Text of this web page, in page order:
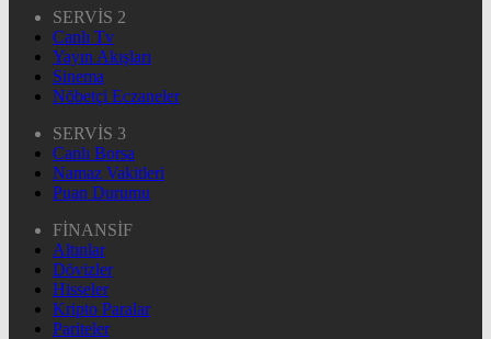
SERVİS 2
Canlı Tv
Yayın Akışları
Sinema
Nöbetçi Eczaneler
SERVİS 3
Canlı Borsa
Namaz Vakitleri
Puan Durumu
FİNANSİF
Altınlar
Dövizler
Hisseler
Kripto Paralar
Pariteler